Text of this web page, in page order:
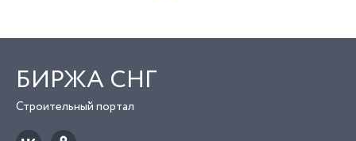
БИРЖА СНГ
Строительный портал